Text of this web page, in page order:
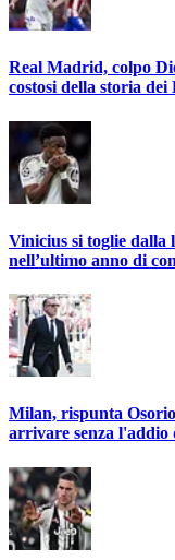
Real Madrid, colpo
costosi della storia dei
Vinicius si toglie dalla
nell’ultimo anno di
Milan, rispunta
arrivare senza l'addio